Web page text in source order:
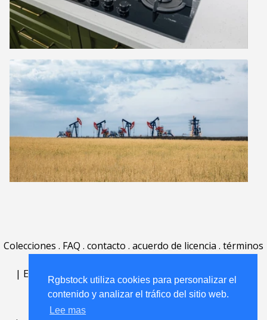
Rgbstock utiliza cookies para personalizar el
contenido y analizar el tráfico del sitio web.
Lee mas
Colecciones . FAQ . contacto . acuerdo de licencia . términos
| English | Deutsch| Español Português
Nederlands|